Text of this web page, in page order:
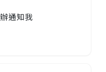
通知我